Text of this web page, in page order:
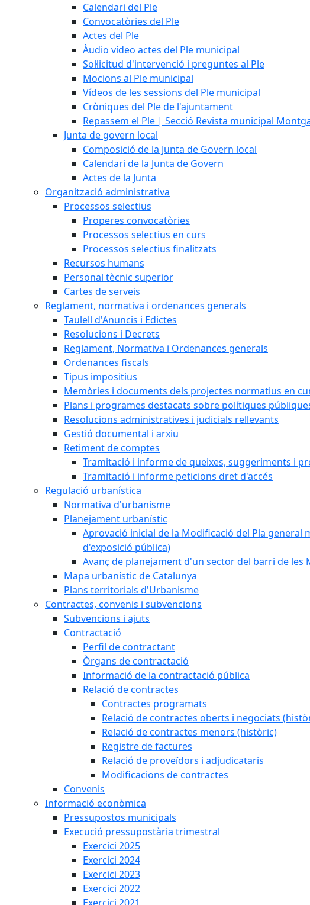
Calendari del Ple
Convocatòries del Ple
Actes del Ple
Àudio vídeo actes del Ple municipal
Sol·licitud d'intervenció i preguntes al Ple
Mocions al Ple municipal
Vídeos de les sessions del Ple municipal
Cròniques del Ple de l'ajuntament
Repassem el Ple | Secció Revista municipal
Junta de govern local
Composició de la Junta de Govern local
Calendari de la Junta de Govern
Actes de la Junta
Organització administrativa
Processos selectius
Properes convocatòries
Processos selectius en curs
Processos selectius finalitzats
Recursos humans
Personal tècnic superior
Cartes de serveis
Reglament, normativa i ordenances generals
Taulell d'Anuncis i Edictes
Resolucions i Decrets
Reglament, Normativa i Ordenances generals
Ordenances fiscals
Tipus impositius
Memòries i documents dels projectes normatius en
Plans i programes destacats sobre polítiques
Resolucions administratives i judicials rellevants
Gestió documental i arxiu
Retiment de comptes
Tramitació i informe de queixes, suggeriments i
Tramitació i informe peticions dret d'accés
Regulació urbanística
Normativa d'urbanisme
Planejament urbanístic
Aprovació inicial de la Modificació del Pla
d'exposició pública)
Avanç de planejament d'un sector del barri de
Mapa urbanístic de Catalunya
Plans territorials d'Urbanisme
Contractes, convenis i subvencions
Subvencions i ajuts
Contractació
Perfil de contractant
Òrgans de contractació
Informació de la contractació pública
Relació de contractes
Contractes programats
Relació de contractes oberts i negociats
Relació de contractes menors (històric)
Registre de factures
Relació de proveïdors i adjudicataris
Modificacions de contractes
Convenis
Informació econòmica
Pressupostos municipals
Execució pressupostària trimestral
Exercici 2025
Exercici 2024
Exercici 2023
Exercici 2022